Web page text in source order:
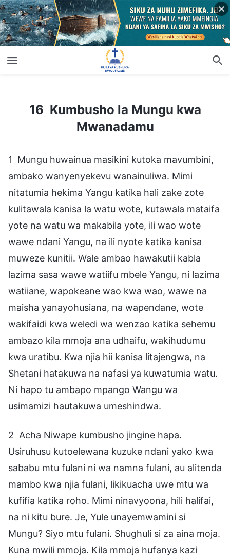
16 Kumbusho la Mungu kwa Mwanadamu
16 Kumbusho la Mungu kwa
Mwanadamu
1 Mungu huwainua masikini kutoka mavumbini,
ambako wanyenyekevu wanainuliwa. Mimi
nitatumia hekima Yangu katika hali zake zote
kulitawala kanisa la watu wote, kutawala mataifa
yote na watu wa makabila yote, ili wao wote
wawe ndani Yangu, na ili nyote katika kanisa
muweze kunitii. Wale ambao hawakutii kabla
lazima sasa wawe watiifu mbele Yangu, ni lazima
watiiane, wapokeane wao kwa wao, wawe na
maisha yanayohusiana, na wapendane, wote
wakifaidi kwa weledi wa wenzao katika sehemu
ambazo kila mmoja ana udhaifu, wakihudumu
kwa uratibu. Kwa njia hii kanisa litajengwa, na
Shetani hatakuwa na nafasi ya kuwatumia watu.
Ni hapo tu ambapo mpango Wangu wa
usimamizi hautakuwa umeshindwa.
2 Acha Niwape kumbusho jingine hapa.
Usiruhusu kutoelewana kuzuke ndani yako kwa
sababu mtu fulani ni wa namna fulani, au alitenda
mambo kwa njia fulani, likikuacha uwe mtu wa
kufifia katika roho. Mimi ninavyoona, hili halifai,
na ni kitu bure. Je, Yule unayemwamini si
Mungu? Siyo mtu fulani. Shughuli si za aina moja.
Kuna mwili mmoja. Kila mmoja hufanya kazi